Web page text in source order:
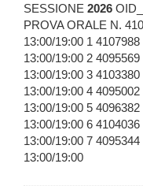
SESSIONE 2026
PROVA ORALE N.
13:00/19:00 1
13:00/19:00 2
13:00/19:00 3
13:00/19:00 4
13:00/19:00 5
13:00/19:00 6
13:00/19:00 7
13:00/19:00